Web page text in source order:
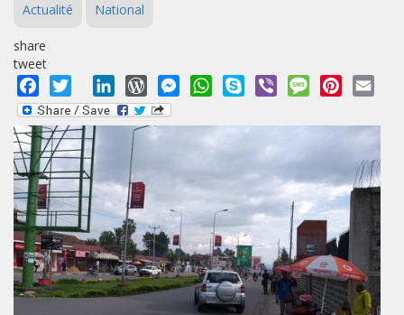
Actualité National
share
tweet
Facebook
Twitter LinkedInWordPressMessengerWhatsApp
Skype Viber MessagePinterest